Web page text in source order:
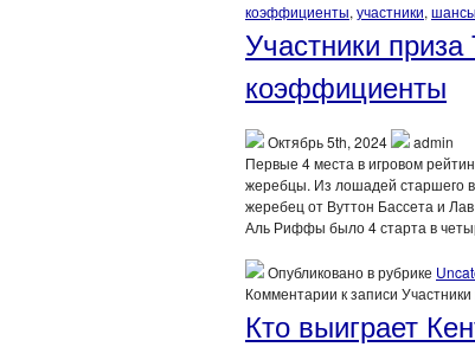
коэффициенты, участники, шансы
Участники
коэффициенты
Октябрь 5th, 2024
admin
Первые 4 места в игровом
жеребцы. Из лошадей старшего
жеребец от Вуттон Бассета и
Аль Риффы было 4 старта в
Опубликовано в рубрике
Комментарии к записи
Кто выиграет